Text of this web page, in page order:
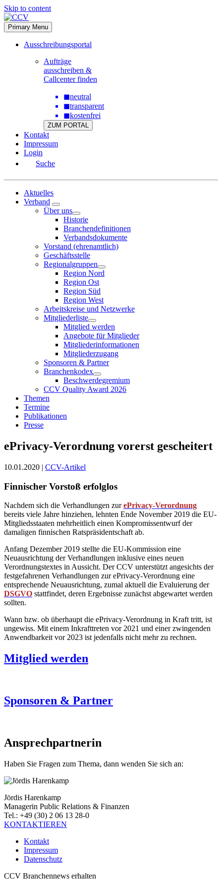
Skip to content
Primary Menu
Ausschreibungsportal
Aufträge
ausschreiben &
Callcenter finden
◼neutral
◼transparent
◼kostenfrei
ZUM PORTAL
Kontakt
Impressum
Login
Suche
Aktuelles
Verband
Über uns
Historie
Branchendefinitionen
Verbandsdokumente
Vorstand (ehrenamtlich)
Geschäftsstelle
Regionalgruppen
Region Nord
Region Ost
Region Süd
Region West
Arbeitskreise und Netzwerke
Mitgliederliste
Mitglied werden
Angebote für Mitglieder
Mitgliederinformationen
Mitgliederzugang
Sponsoren & Partner
Branchenkodex
Beschwerdegremium
CCV Quality Award 2026
Themen
Termine
Publikationen
Presse
ePrivacy-Verordnung vorerst gescheitert
10.01.2020 | CCV-Artikel
Finnischer Vorstoß erfolglos
Nachdem sich die Verhandlungen zurePrivacy-Verordnung
bereits viele Jahre hinziehen, lehnten Ende November 2019 die EU-
Mitgliedsstaaten mehrheitlich einen Kompromissentwurf der
damaligen finnischen Ratspräsidentschaft ab.
Anfang Dezember 2019 stellte die EU-Kommission eine
Neuausrichtung der Verhandlungen inklusive eines neuen
Verordnungstextes in Aussicht. Der CCV unterstützt angesichts der
festgefahrenen Verhandlungen zur ePrivacy-Verordnung eine
entsprechende Neuausrichtung, zumal aktuell die Evaluierung der
DSGVO stattfindet, deren Ergebnisse zunächst abgewartet werden
sollten.
Wann bzw. ob überhaupt die ePrivacy-Verordnung in Kraft tritt, ist
ungewiss. Mit einem Inkrafttreten vor 2021 und einer zwingenden
Anwendbarkeit vor 2023 ist jedenfalls nicht mehr zu rechnen.
Mitglied werden
Sponsoren & Partner
Ansprechpartnerin
Haben Sie Fragen zum Thema, dann wenden Sie sich an:
Jördis Harenkamp
Managerin Public Relations & Finanzen
Tel.: +49 (30) 2 06 13 28-0
KONTAKTIEREN
Kontakt
Impressum
Datenschutz
CCV Branchennews erhalten